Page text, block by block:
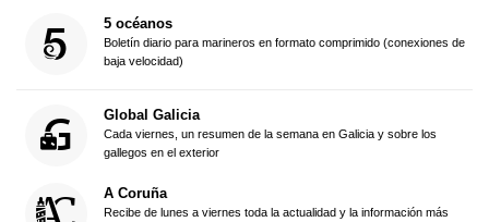
5 océanos
Boletín diario para marineros en formato comprimido (conexiones de
baja velocidad)
Global Galicia
Cada viernes, un resumen de la semana en Galicia y sobre los
gallegos en el exterior
A Coruña
Recibe de lunes a viernes toda la actualidad y la información más